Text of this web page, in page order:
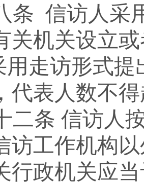
条 信访人采
关机关设立
用走访形式
代表人数不
二条 信访人
访工作机构
行政机关应